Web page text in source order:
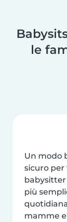
le
Un modo
sicuro per
più
mamme